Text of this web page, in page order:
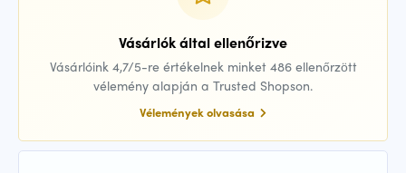
Vásárlók által ellenőrizve
Vásárlóink 4,7/5-re értékelnek minket 486 ellenőrzött
vélemény alapján a Trusted Shopson.
Vélemények olvasása